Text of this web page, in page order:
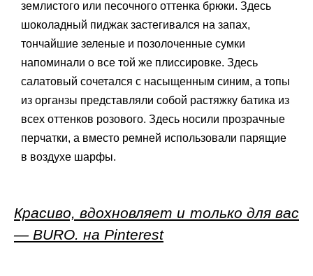
землистого или песочного оттенка брюки. Здесь
шоколадный пиджак застегивался на запах,
тончайшие зеленые и позолоченные сумки
напоминали о все той же плиссировке. Здесь
салатовый сочетался с насыщенным синим, а топы
из органзы представляли собой растяжку батика из
всех оттенков розового. Здесь носили прозрачные
перчатки, а вместо ремней использовали парящие
в воздухе шарфы.
Красиво, вдохновляет и только для вас
— BURO. на Pinterest